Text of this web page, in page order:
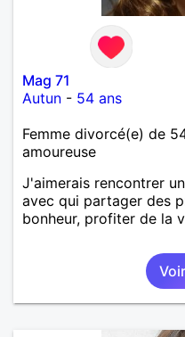
Mag 71
Autun - 54 ans
Femme divorcé(e) de
amoureuse
J'aimerais rencontrer
avec qui partager des
bonheur, profiter de la